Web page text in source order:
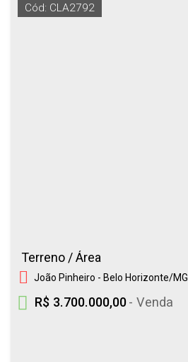
Cód: CLA2792
Terreno / Área
João Pinheiro - Belo Horizonte/MG
R$ 3.700.000,00- Venda